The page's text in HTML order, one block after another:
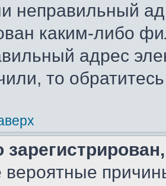
неправильный
каким-либо
адрес
то
вероятные